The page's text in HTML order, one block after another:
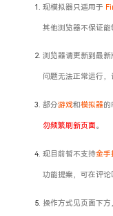
现模拟器只适用于
其他浏览器不保证能
浏览器请更新到最
问题无法正常运行，
部分游戏和模拟器
勿频繁刷新页面。
现目前暂不支持金手
功能提案，可在评论
操作方式见页面下